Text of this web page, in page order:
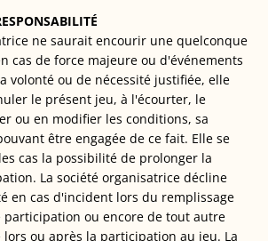
ne saurait encourir une quelconque
cas de force majeure ou d'événements
volonté ou de nécessité justifiée, elle
le présent jeu, à l'écourter, le
ou en modifier les conditions, sa
être engagée de ce fait. Elle se
cas la possibilité de prolonger la
La société organisatrice décline
en cas d'incident lors du remplissage
ou encore de tout autre
ou après la participation au jeu. La